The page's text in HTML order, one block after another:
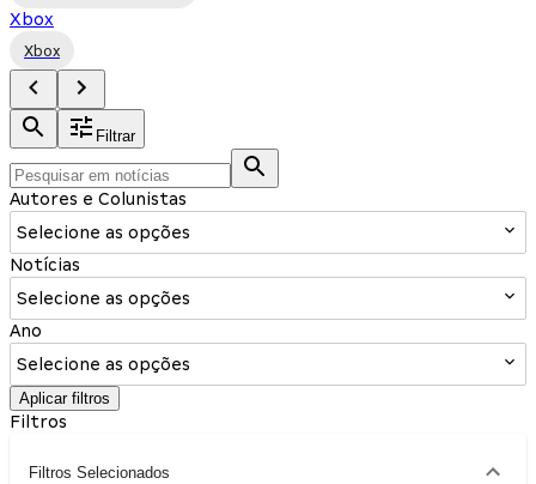
Xbox
Xbox
Filtrar
Autores e Colunistas
Selecione as opções
Notícias
Selecione as opções
Ano
Selecione as opções
Aplicar filtros
Filtros
Filtros Selecionados